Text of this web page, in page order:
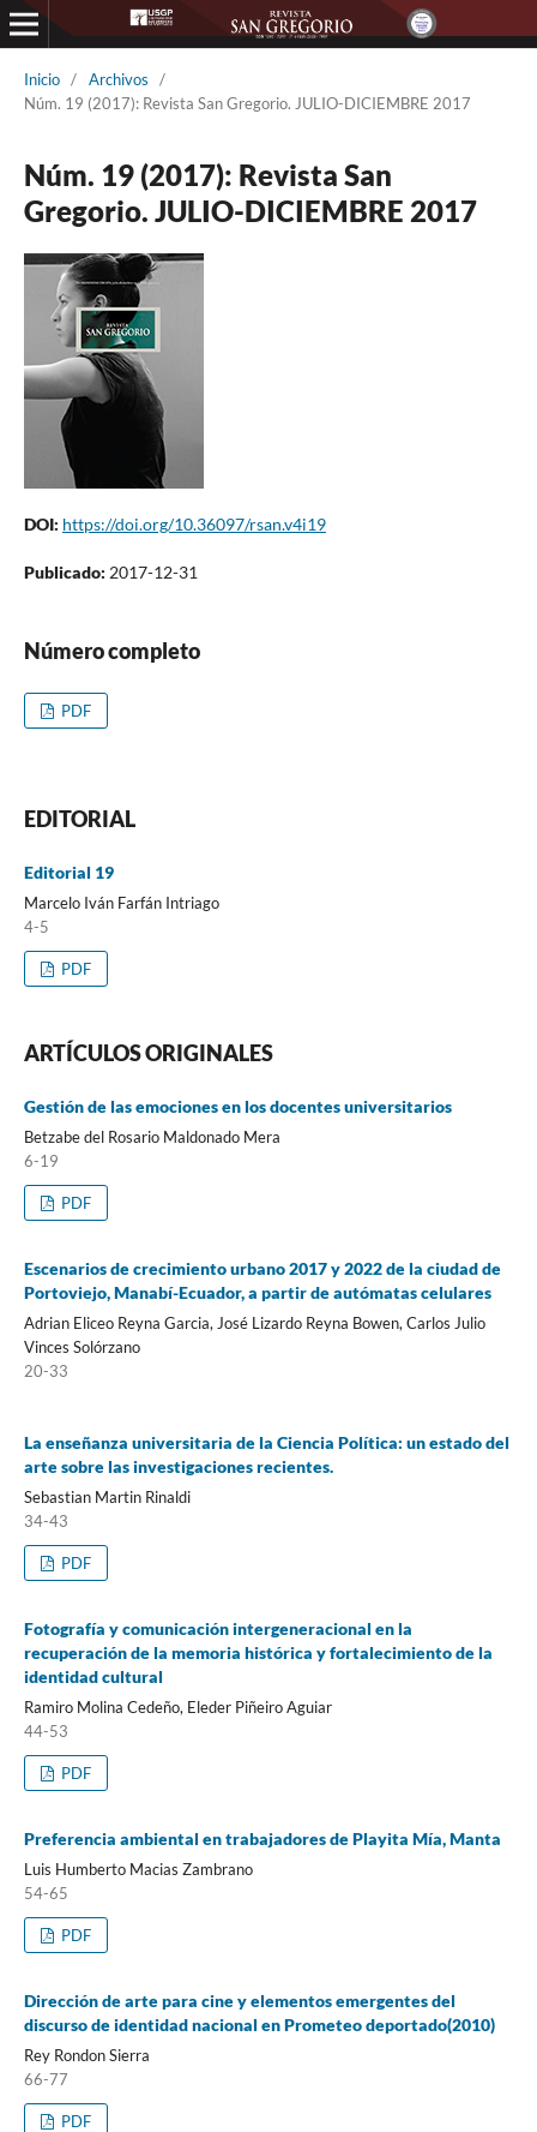
Inicio / Archivos
/
Núm. 19 (2017): Revista San Gregorio. JULIO-DICIEMBRE 2017
Núm. 19 (2017): Revista San
Gregorio. JULIO-DICIEMBRE 2017
DOI: https://doi.org/10.36097/rsan.v4i19
Publicado: 2017-12-31
Número completo
PDF
EDITORIAL
Editorial 19
Marcelo Iván Farfán Intriago
4-5
PDF
ARTÍCULOS ORIGINALES
Gestión de las emociones en los docentes universitarios
Betzabe del Rosario Maldonado Mera
6-19
PDF
Escenarios de crecimiento urbano 2017 y 2022 de la ciudad de
Portoviejo, Manabí-Ecuador, a partir de autómatas celulares
Adrian Eliceo Reyna Garcia, José Lizardo Reyna Bowen, Carlos Julio
Vinces Solórzano
20-33
La enseñanza universitaria de la Ciencia Política: un estado del
arte sobre las investigaciones recientes.
Sebastian Martin Rinaldi
34-43
PDF
Fotografía y comunicación intergeneracional en la
recuperación de la memoria histórica y fortalecimiento de la
identidad cultural
Ramiro Molina Cedeño, Eleder Piñeiro Aguiar
44-53
PDF
Preferencia ambiental en trabajadores de Playita Mía, Manta
Luis Humberto Macias Zambrano
54-65
PDF
Dirección de arte para cine y elementos emergentes del
discurso de identidad nacional en Prometeo deportado(2010)
Rey Rondon Sierra
66-77
PDF